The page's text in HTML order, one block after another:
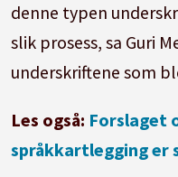
denne typen
slik prosess, sa Guri
underskriftene som
Les også: Forslaget
språkkartlegging er